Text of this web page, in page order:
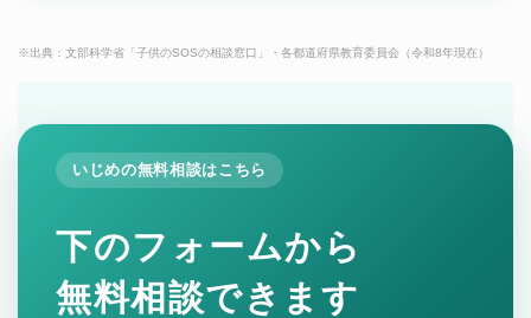
※出典：文部科学省「子供のSOSの相談窓口」・各都道府県教育委員会（令和8年現在）
いじめの無料相談はこちら
下のフォームから
無料相談できます